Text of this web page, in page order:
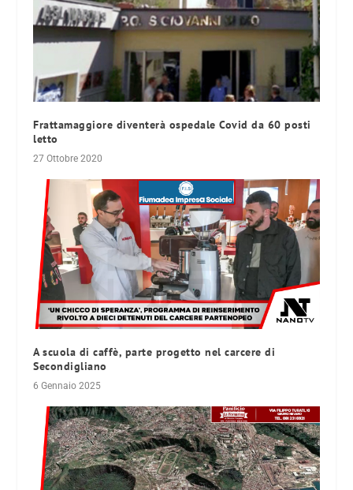
Frattamaggiore diventerà ospedale Covid da 60 posti
letto
27 Ottobre 2020
A scuola di caffè, parte progetto nel carcere di
Secondigliano
6 Gennaio 2025